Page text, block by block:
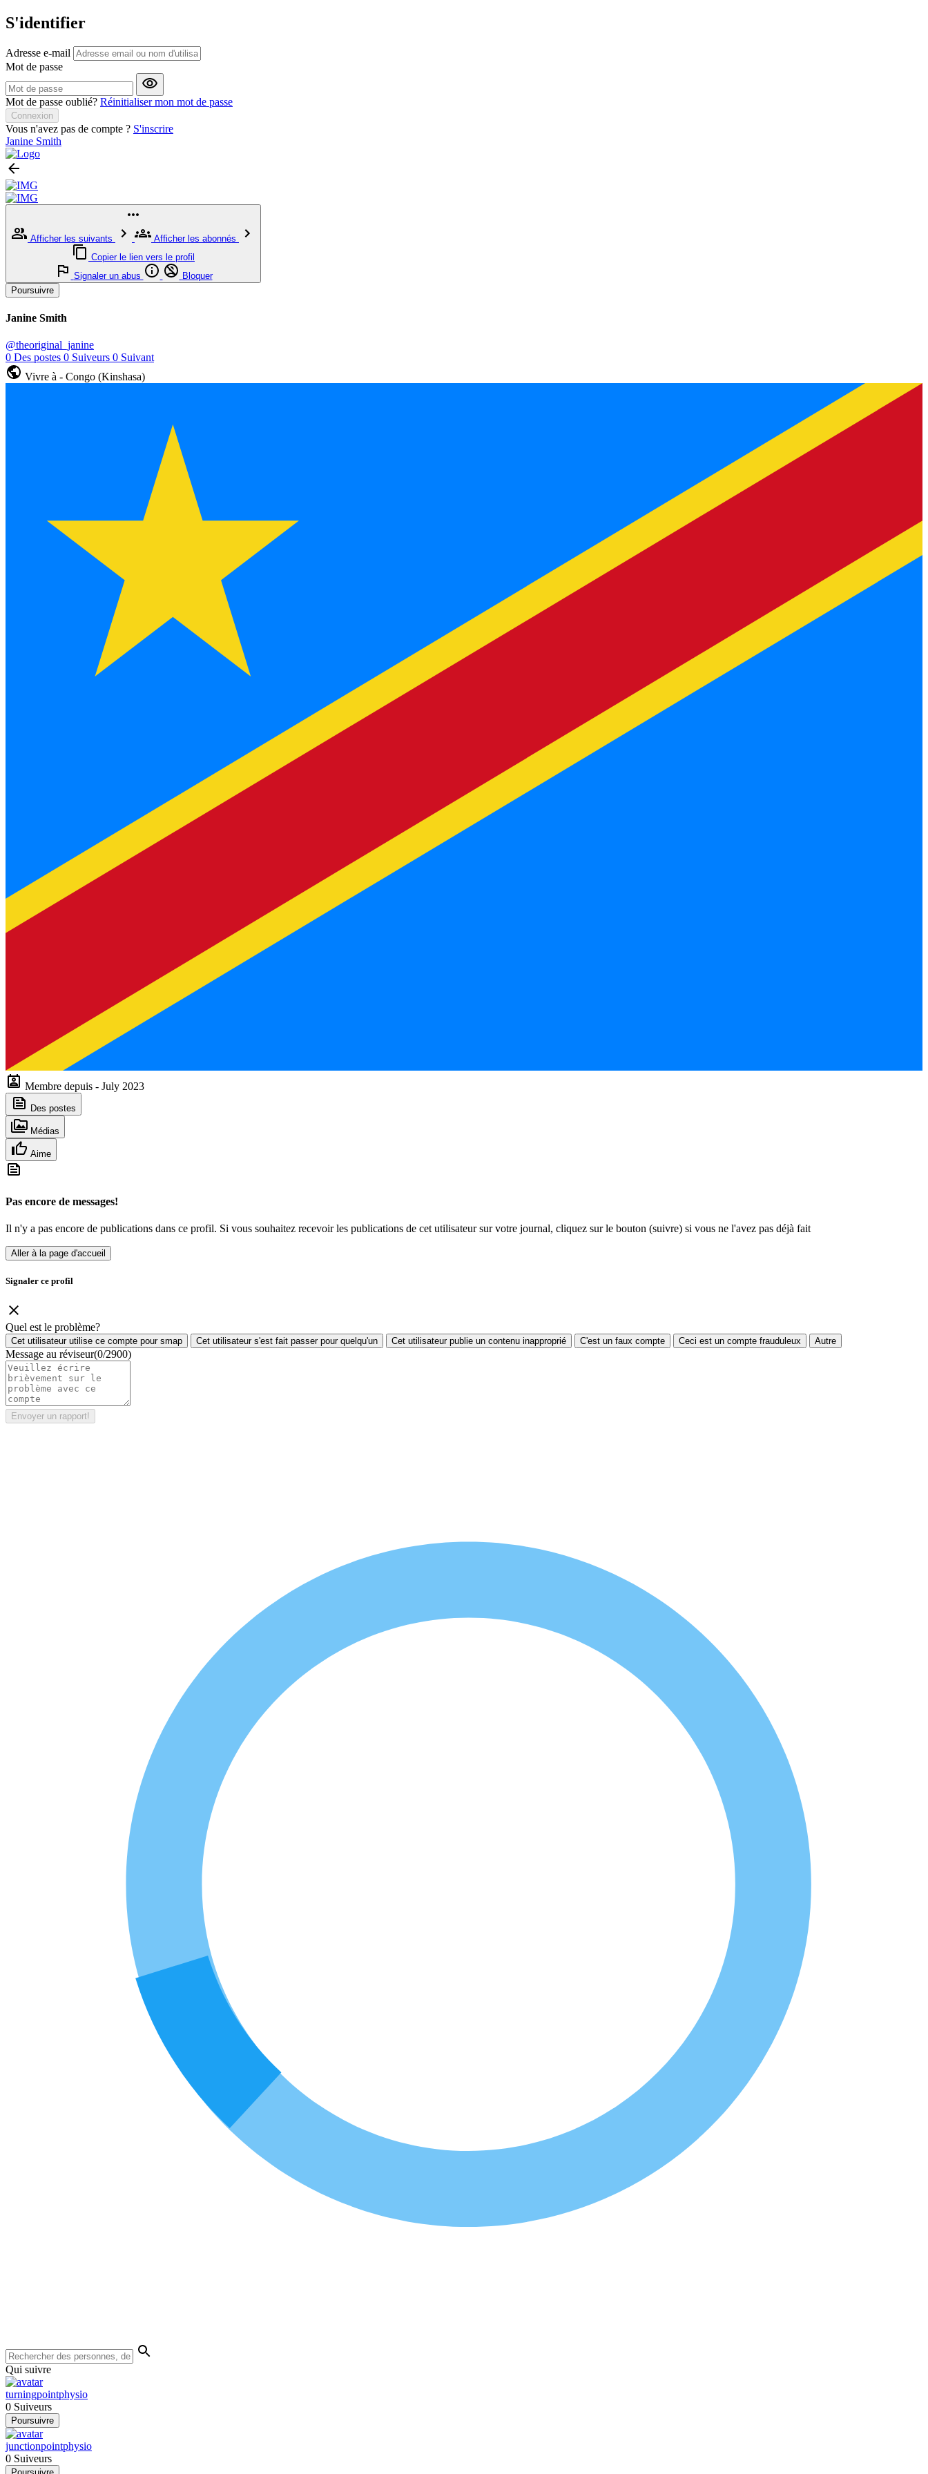
S'identifier
Adresse e-mail
Mot de passe
Mot de passe oublié? Réinitialiser mon mot de passe
Connexion
Vous n'avez pas de compte ? S'inscrire
Janine Smith
Afficher les suivants
Afficher les abonnés
Copier le lien vers le profil
Signaler un abus
Bloquer
Poursuivre
Janine Smith
@theoriginal_janine
0 Des postes 0 Suiveurs 0 Suivant
Vivre à - Congo (Kinshasa)
Membre depuis - July 2023
Des postes
Médias
Aime
Pas encore de messages!
Il n'y a pas encore de publications dans ce profil. Si vous souhaitez recevoir les publications de cet utilisateur sur votre journal, cliquez sur le bouton (suivre) si vous ne l'avez pas déjà fait
Aller à la page d'accueil
Signaler ce profil
Quel est le problème?
Cet utilisateur utilise ce compte pour smap Cet utilisateur s'est fait passer pour quelqu'un Cet utilisateur publie un contenu inapproprié C'est un faux compte Ceci est un compte frauduleux Autre
Message au réviseur(0/2900)
Envoyer un rapport!
Qui suivre
turningpointphysio
0 Suiveurs
Poursuivre
junctionpointphysio
0 Suiveurs